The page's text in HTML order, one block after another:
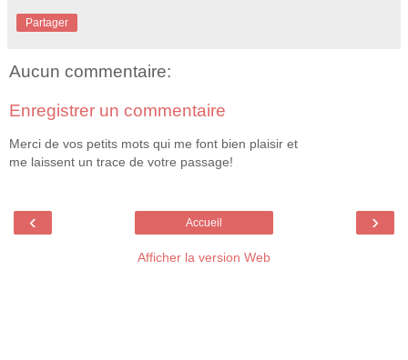
Partager
Aucun commentaire:
Enregistrer un commentaire
Merci de vos petits mots qui me font bien plaisir et
me laissent un trace de votre passage!
‹ ›
Accueil
Afficher la version Web